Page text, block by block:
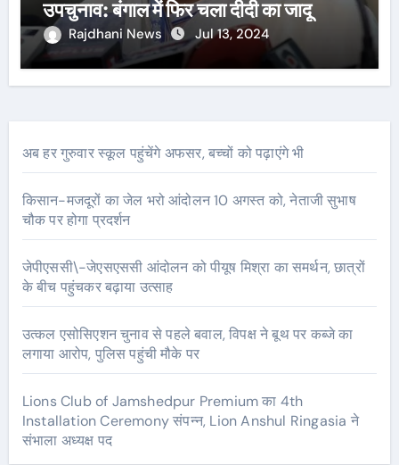
उपचुनाव: बंगाल में फिर चला दीदी का जादू
Rajdhani News Jul 13, 2024
अब हर गुरुवार स्कूल पहुंचेंगे अफसर, बच्चों को पढ़ाएंगे भी
किसान-मजदूरों का जेल भरो आंदोलन 10 अगस्त को, नेताजी सुभाष
चौक पर होगा प्रदर्शन
जेपीएससी\-जेएसएससी आंदोलन को पीयूष मिश्रा का समर्थन, छात्रों
के बीच पहुंचकर बढ़ाया उत्साह
उत्कल एसोसिएशन चुनाव से पहले बवाल, विपक्ष ने बूथ पर कब्जे का
लगाया आरोप, पुलिस पहुंची मौके पर
Lions Club of Jamshedpur Premium का 4th
Installation Ceremony संपन्न, Lion Anshul Ringasia ने
संभाला अध्यक्ष पद